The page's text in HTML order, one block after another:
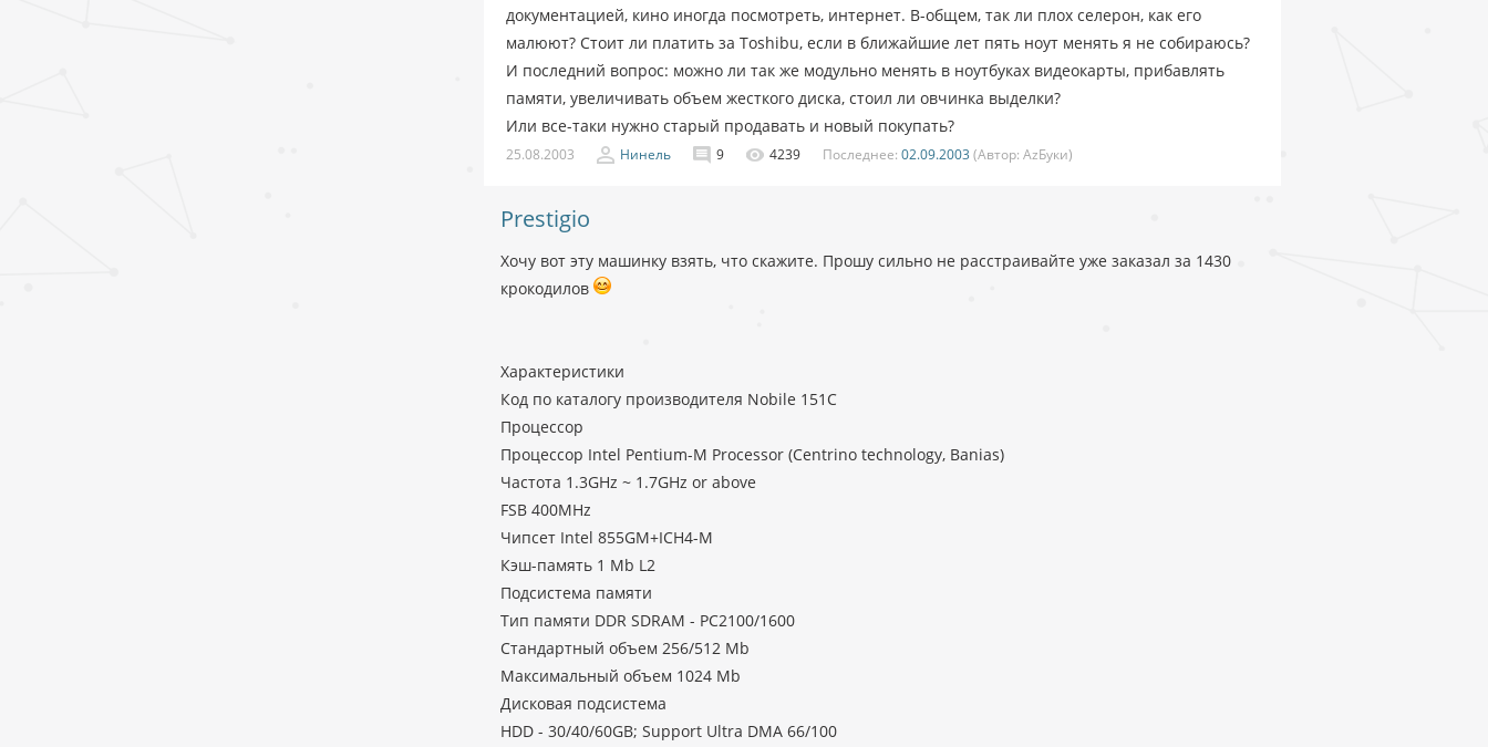
документацией, кино иногда посмотреть, интернет. В-общем, так ли плох селерон, как его
малюют? Стоит ли платить за Toshibu, если в ближайшие лет пять ноут менять я не собираюсь?
И последний вопрос: можно ли так же модульно менять в ноутбуках видеокарты, прибавлять
памяти, увеличивать объем жесткого диска, стоил ли овчинка выделки?
Или все-таки нужно старый продавать и новый покупать?
25.08.2003 Нинель 9 4239 Последнее: 02.09.2003 (Автор: AzБуки)
Prestigio
Хочу вот эту машинку взять, что скажите. Прошу сильно не расстраивайте уже заказал за 1430
крокодилов
Характеристики
Код по каталогу производителя Nobile 151C
Процессор
Процессор Intel Pentium-M Processor (Centrino technology, Banias)
Частота 1.3GHz ~ 1.7GHz or above
FSB 400MHz
Чипсет Intel 855GM+ICH4-M
Кэш-память 1 Mb L2
Подсистема памяти
Тип памяти DDR SDRAM - PC2100/1600
Стандартный объем 256/512 Mb
Максимальный объем 1024 Mb
Дисковая подсистема
HDD - 30/40/60GB; Support Ultra DMA 66/100